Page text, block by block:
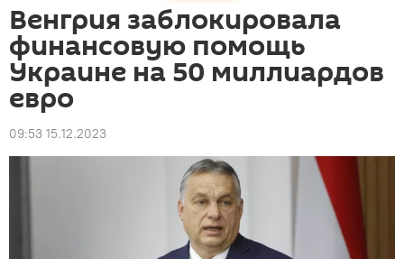
Венгрия заблокировала
финансовую помощь
Украине на 50 миллиардов
евро
09:53 15.12.2023